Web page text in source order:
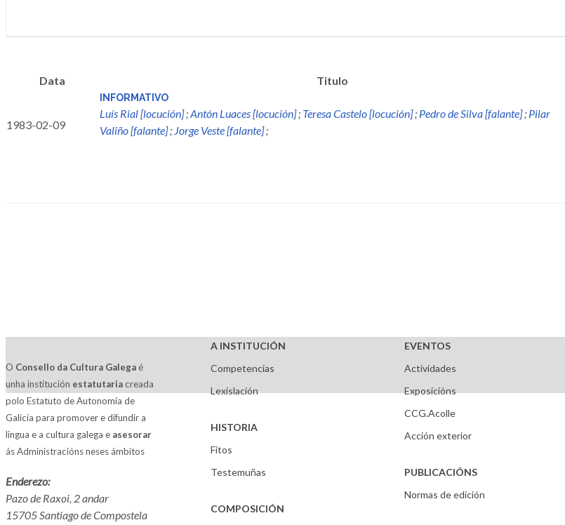
Data Titulo
1983-02-09
INFORMATIVO
Luís Rial [locución];Antón Luaces [locución]; Teresa Castelo [locución]; Pedro de Silva [falante]; Pilar
Valiño [falante]; Jorge Veste [falante];
O Consello da Cultura Galega é
unha institución estatutariacreada
polo Estatuto de Autonomía de
Galicia para promover e difundir a
lingua e a cultura galega e asesorar
ás Administracións neses ámbitos
Enderezo:
Pazo de Raxoi, 2 andar
15705 Santiago de Compostela
A INSTITUCIÓN
Competencias
Lexislación
HISTORIA
Fitos
Testemuñas
COMPOSICIÓN
EVENTOS
Actividades
Exposicións
CCG.Acolle
Acción exterior
PUBLICACIÓNS
Normas de edición